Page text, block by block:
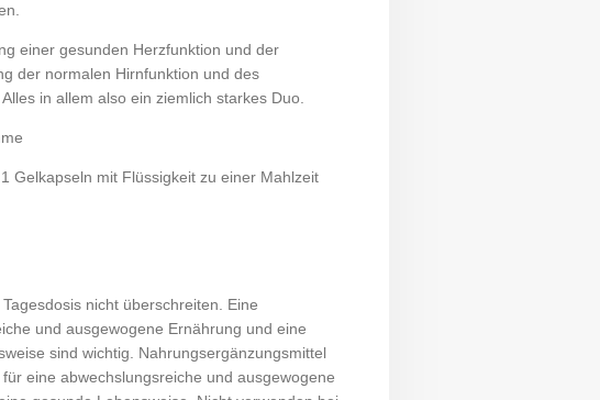
einer gesunden Herzfunktion und der
der normalen Hirnfunktion und des
in allem also ein ziemlich starkes Duo.
Gelkapseln mit Flüssigkeit zu einer Mahlzeit
nicht überschreiten. Eine
und ausgewogene Ernährung und eine
sind wichtig. Nahrungsergänzungsmittel
eine abwechslungsreiche und ausgewogene